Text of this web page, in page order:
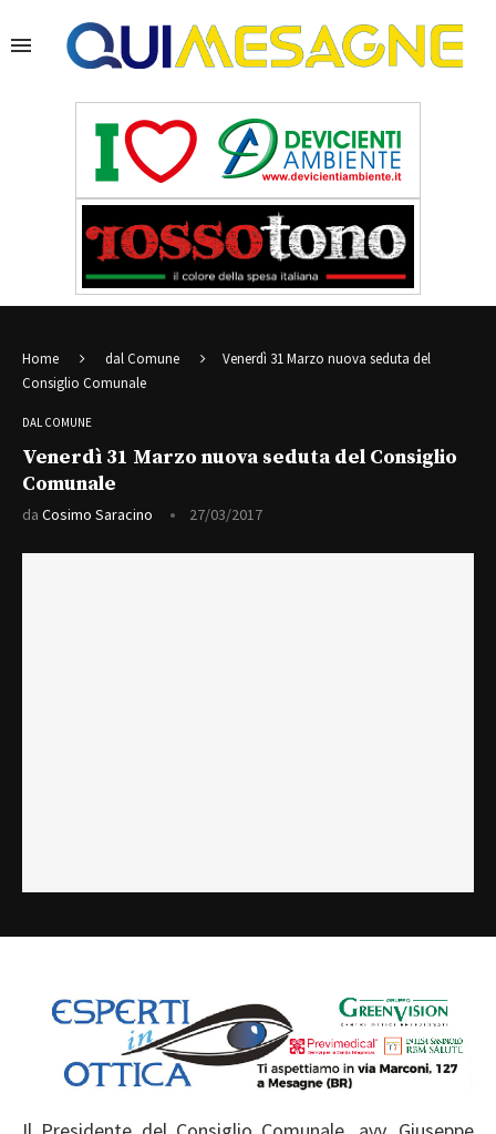
Home dal Comune
Venerdì 31 Marzo nuova seduta del
Consiglio Comunale
DAL COMUNE
Venerdì 31 Marzo nuova seduta del Consiglio
Comunale
da Cosimo Saracino 27/03/2017